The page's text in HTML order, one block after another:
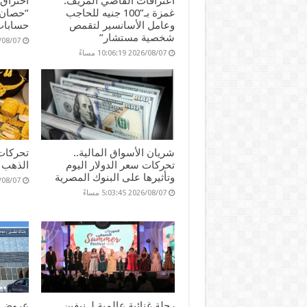
غمزة بـ”100 جنيه للحاجب
وعامل الأسانسير لتقمص
شخصية مستشار”
2026/08/07 10:06:19 مساءً
2026/08/07
شريان الأسواق المالية..
تحركات سعر الدولار اليوم
وتأثيرها على البنوك المصرية
2026/08/07 5:03:45 مساءً
2026/08/07